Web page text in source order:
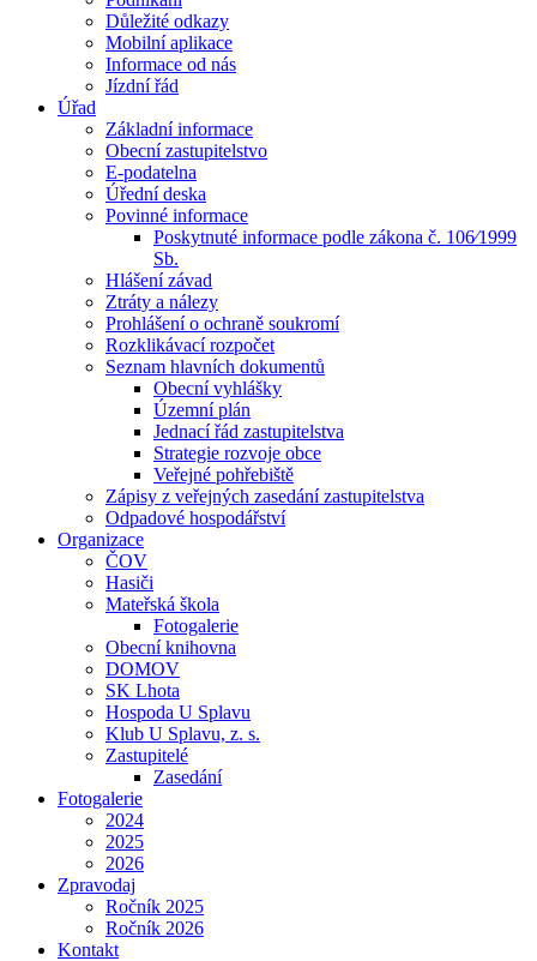
Důležité odkazy
Mobilní aplikace
Informace od nás
Jízdní řád
Úřad
Základní informace
Obecní zastupitelstvo
E-podatelna
Úřední deska
Povinné informace
Poskytnuté informace podle zákona č. 106⁄1999
Sb.
Hlášení závad
Ztráty a nálezy
Prohlášení o ochraně soukromí
Rozklikávací rozpočet
Seznam hlavních dokumentů
Obecní vyhlášky
Územní plán
Jednací řád zastupitelstva
Strategie rozvoje obce
Veřejné pohřebiště
Zápisy z veřejných zasedání zastupitelstva
Odpadové hospodářství
Organizace
ČOV
Hasiči
Mateřská škola
Fotogalerie
Obecní knihovna
DOMOV
SK Lhota
Hospoda U Splavu
Klub U Splavu, z. s.
Zastupitelé
Zasedání
Fotogalerie
2024
2025
2026
Zpravodaj
Ročník 2025
Ročník 2026
Kontakt